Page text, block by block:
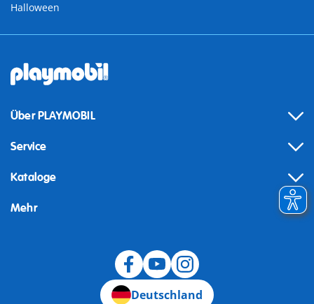
Halloween
Über PLAYMOBIL
Service
Kataloge
Mehr
Deutschland